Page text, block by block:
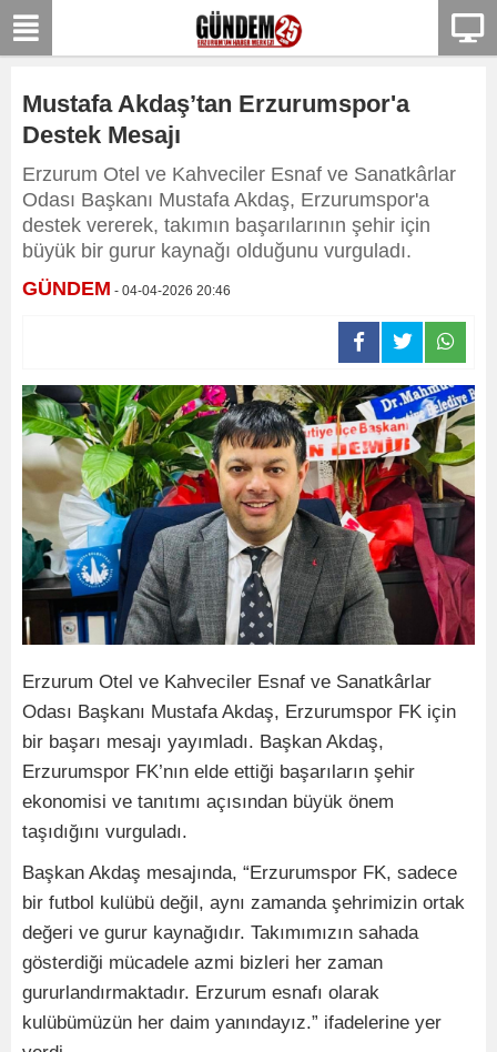
Mustafa Akdaş’tan Erzurumspor'a
Destek Mesajı
Erzurum Otel ve Kahveciler Esnaf ve Sanatkârlar
Odası Başkanı Mustafa Akdaş, Erzurumspor'a
destek vererek, takımın başarılarının şehir için
büyük bir gurur kaynağı olduğunu vurguladı.
GÜNDEM - 04-04-2026 20:46
Erzurum Otel ve Kahveciler Esnaf ve Sanatkârlar
Odası Başkanı Mustafa Akdaş, Erzurumspor FK için
bir başarı mesajı yayımladı. Başkan Akdaş,
Erzurumspor FK’nın elde ettiği başarıların şehir
ekonomisi ve tanıtımı açısından büyük önem
taşıdığını vurguladı.
Başkan Akdaş mesajında, “Erzurumspor FK, sadece
bir futbol kulübü değil, aynı zamanda şehrimizin ortak
değeri ve gurur kaynağıdır. Takımımızın sahada
gösterdiği mücadele azmi bizleri her zaman
gururlandırmaktadır. Erzurum esnafı olarak
kulübümüzün her daim yanındayız.” ifadelerine yer